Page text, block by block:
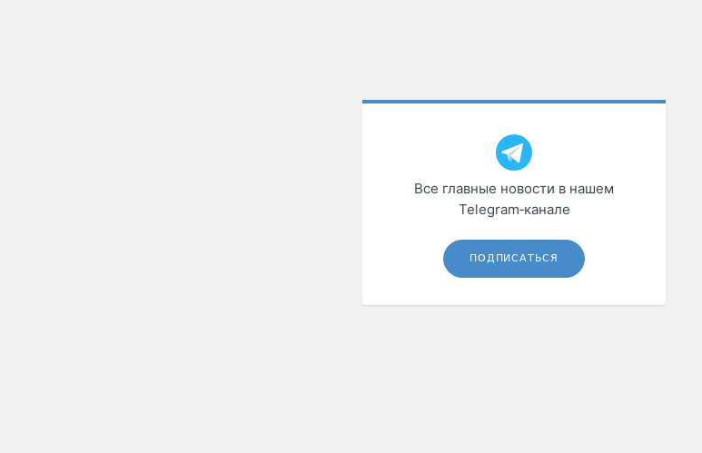
Все главные новости в нашем
Telegram‑канале
ПОДПИСАТЬСЯ